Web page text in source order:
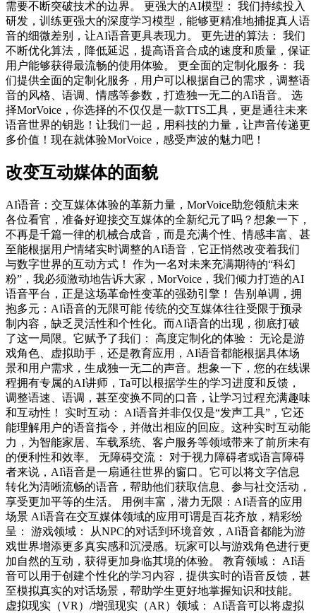
需要不断突破技术的边界。 更强大的AI模型： 我们持续投入
研发，训练更强大的深度学习模型，能够更精准地捕捉真人语
音的细微差别，让AI语音更具表现力。 更先进的算法： 我们
不断优化算法，降低延迟，提高语音合成的速度和质量，保证
用户能够获得最流畅的使用体验。 更全面的定制化服务： 我
们提供全面的定制化服务，用户可以根据自己的需求，调整语
音的风格、语调、情感等参数，打造独一无二的AI语音。 选
择MorVoice，你选择的不仅仅是一款TTS工具，更是通往未来
语音世界的钥匙！让我们一起，用科技的力量，让声音传递更
多价值！现在就体验MorVoice，感受声波的魅力吧！
改变互动媒体的面貌
AI语音：交互媒体体验的革新力量，MorVoice助您领航未来
各位看官，准备好迎接交互媒体的全新纪元了吗？想象一下，
不再是千篇一律的机械合成音，而是充满个性、情感丰富、甚
至能根据用户情绪实时调整的AI语音，它正悄然改变着我们
与数字世界的互动方式！ 作为一名对未来充满期待的“科幻
粉”，我必须激动地告诉大家，MorVoice，我们倾力打造的AI
语音平台，正是这场革命性变革的强劲引擎！ 告别单调，拥
抱多元：AI语音的无限可能 传统的交互媒体往往受限于预录
制内容，缺乏灵活性和个性化。而AI语音的出现，彻底打破
了这一局限。它赋予了我们： 高度定制化的体验： 无论是游
戏角色、虚拟助手，还是教育应用，AI语音都能根据具体场
景和用户需求，生成独一无二的声音。想象一下，您的在线课
程拥有专属的AI讲师，Ta可以根据学生的学习进度和反馈，
调整语速、语调，甚至变换不同的口音，让学习过程充满趣味
和互动性！ 实时互动： AI语音并非仅仅是“发声工具”，它还
能理解用户的语音指令，并做出相应的回应。这种实时互动能
力，为智能家居、车载系统、客户服务等领域带来了前所未有
的便利性和效率。 无障碍交流： 对于视力障碍者或语言障碍
者来说，AI语音是一扇通往世界的窗口。它可以将文字信息
转化为清晰流畅的语音，帮助他们获取信息、参与社交活动，
享受更加平等的生活。 用例丰富，潜力无限：AI语音的应用
场景 AI语音在交互媒体领域的应用可谓是百花齐放，精彩纷
呈： 游戏领域： 从NPC的对话到环境音效，AI语音都能为游
戏世界增添更多真实感和沉浸感。玩家可以与游戏角色进行更
加自然的互动，获得更加身临其境的体验。 教育领域： AI语
音可以用于创建个性化的学习内容，提供实时的语音反馈，甚
至模拟真实的对话场景，帮助学生更好地掌握知识和技能。
虚拟现实（VR）/增强现实（AR）领域： AI语音可以将虚拟